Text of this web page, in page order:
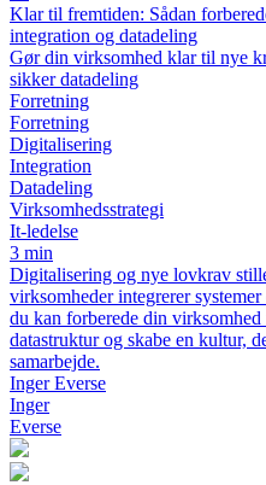
Klar til fremtiden: Sådan
integration og datadeling
Gør din virksomhed klar til nye
sikker datadeling
Forretning
Forretning
Digitalisering
Integration
Datadeling
Virksomhedsstrategi
It-ledelse
3 min
Digitalisering og nye lovkrav
virksomheder integrerer
du kan forberede din virksomhed
datastruktur og skabe en kultur,
samarbejde.
Inger Everse
Inger
Everse